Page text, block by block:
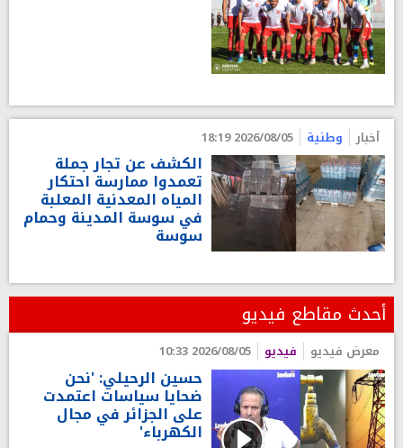
أخبار وطنية 2026/08/05 18:19
الكشف عن تجار جملة
تعمدوا ممارسة احتكار
المياه المعدنية المعلبة
في سوسة المدينة وحمام
سوسة
أحدث مقاطع فيديو
معرض فيديو فيديو 2026/08/05 10:33
حسين الرحيلي: 'نحن
ضحايا سياسات اعتمدت
على الجزائر في مجال
الكهرباء'